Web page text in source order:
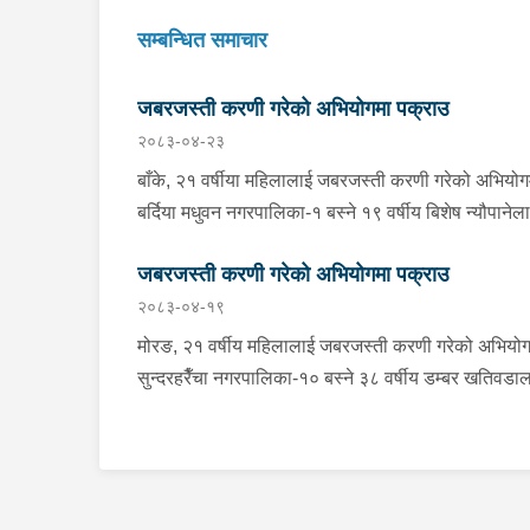
सम्बन्धित समाचार
जबरजस्ती करणी गरेको अभियोगमा पक्राउ
२०८३-०४-२३
बाँके, २१ वर्षीया महिलालाई जबरजस्ती करणी गरेको
बर्दिया मधुवन नगरपालिका-१ बस्ने १९ वर्षीय बिशेष
महिलालाई जबरजस्ती करणी गरेको भन्ने उजुरीको आधारमा
इलाका प्रहरी कार्यालय कोहलपुरबाट खटिएको प्रहरीले
बैजनाथ गाउँपालिका-५ जि गाउँबाट पक्राउ गरेको हो । यस
सम्बन्धमा प्रहरीले आवश्यक अनुसन्धान गरिरहेको छ ।
जबरजस्ती करणी गरेको अभियोगमा पक्राउ
२०८३-०४-१९
मोरङ, २१ वर्षीय महिलालाई जबरजस्ती करणी गरेको
सुन्दरहरैँचा नगरपालिका-१० बस्ने ३८ वर्षीय डम्बर